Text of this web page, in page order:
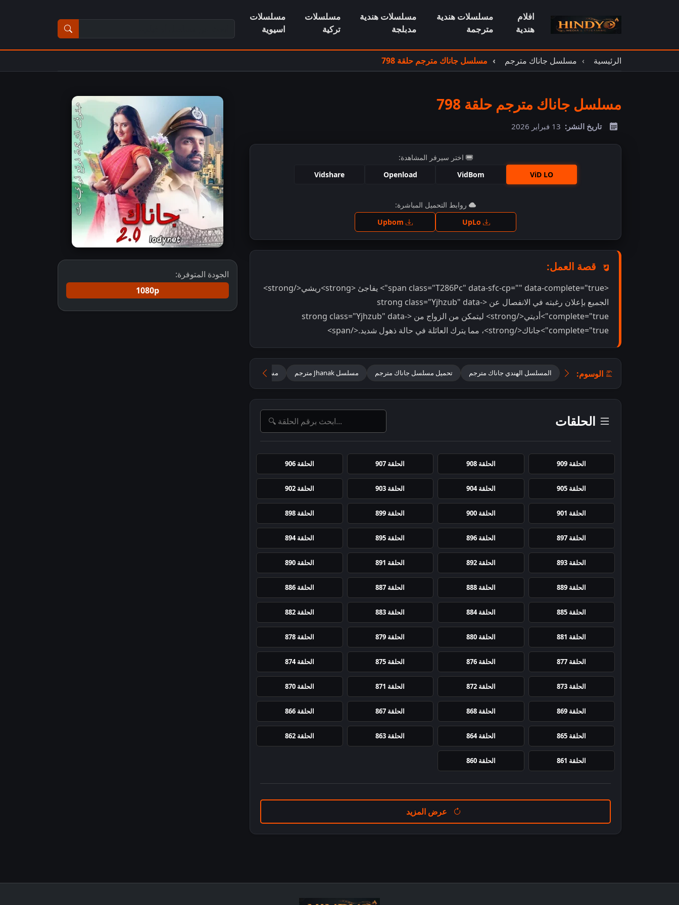
افلام
هندية
مسلسلات هندية
مترجمة
مسلسلات هندية
مدبلجة
مسلسلات
تركية
مسلسلات
اسيوية
الرئيسية مسلسل جاناك مترجم مسلسل جاناك مترجم حلقة 798
مسلسل جاناك مترجم حلقة 798
تاريخ النشر: 13 فبراير 2026
اختر سيرفر المشاهدة:
ViD LO
VidBom
Openload
Vidshare
اضغط للمشاهدة
روابط التحميل المباشرة:
قصة العمل:
<span class="T286Pc" data-sfc-cp="" data-complete="true"> يفاجئ <strong>ريشي</strong>
الجميع بإعلان رغبته في الانفصال عن <strong class="Yjhzub" data-
complete="true">أديتي</strong> ليتمكن من الزواج من <strong class="Yjhzub" data-
complete="true">جاناك</strong>، مما يترك العائلة في حالة ذهول شديد.</span>
الوسوم: المسلسل الهندي جاناك مترجم تحميل مسلسل جاناك مترجم مسلسل Jhanak مترجم مسلسل جاناك مترجم مشاهدة مسلسل جاناك مترجم
الحلقات
الحلقة 909 الحلقة 908 الحلقة 907 الحلقة 906
الحلقة 905 الحلقة 904 الحلقة 903 الحلقة 902
الحلقة 901 الحلقة 900 الحلقة 899 الحلقة 898
الحلقة 897 الحلقة 896 الحلقة 895 الحلقة 894
الحلقة 893 الحلقة 892 الحلقة 891 الحلقة 890
الحلقة 889 الحلقة 888 الحلقة 887 الحلقة 886
الحلقة 885 الحلقة 884 الحلقة 883 الحلقة 882
الحلقة 881 الحلقة 880 الحلقة 879 الحلقة 878
الحلقة 877 الحلقة 876 الحلقة 875 الحلقة 874
الحلقة 873 الحلقة 872 الحلقة 871 الحلقة 870
الحلقة 869 الحلقة 868 الحلقة 867 الحلقة 866
الحلقة 865 الحلقة 864 الحلقة 863 الحلقة 862
الحلقة 861 الحلقة 860
عرض المزيد
الجودة المتوفرة:
1080p